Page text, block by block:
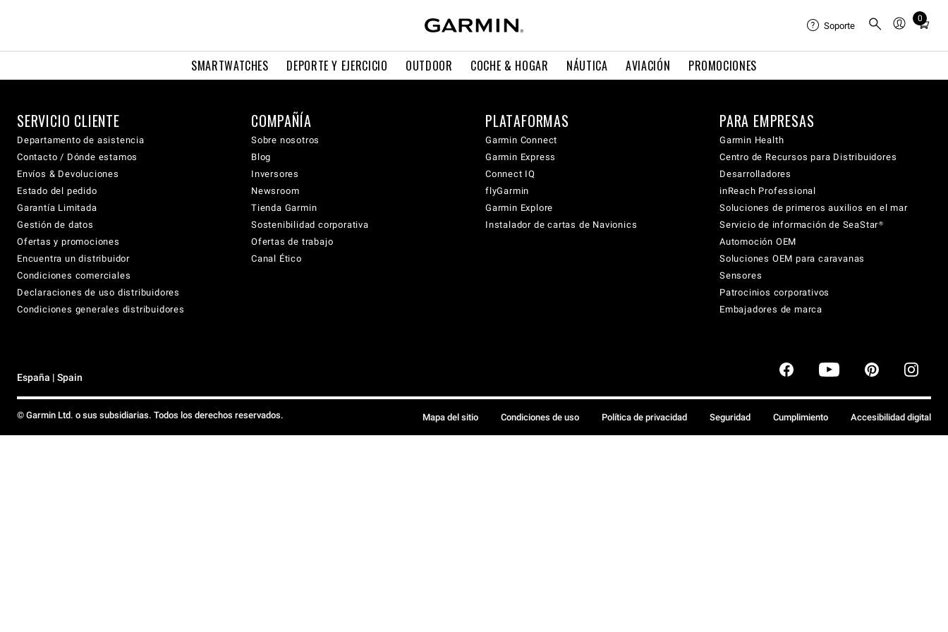
SMARTWATCHES DEPORTE Y EJERCICIO OUTDOOR COCHE & HOGAR NÁUTICA AVIACIÓN PROMOCIONES
Soporte
0
Total
cart:
SERVICIO CLIENTE
Departamento de asistencia
Contacto / Dónde estamos
Envíos & Devoluciones
Estado del pedido
Garantía Limitada
Gestión de datos
Ofertas y promociones
Encuentra un distribuidor
Condiciones comerciales
Declaraciones de uso distribuidores
Condiciones generales distribuidores
COMPAÑÍA
Sobre nosotros
Blog
Inversores
Newsroom
Tienda Garmin
Sostenibilidad corporativa
Ofertas de trabajo
Canal Ético
PLATAFORMAS
Garmin Connect
Garmin Express
Connect IQ
flyGarmin
Garmin Explore
Instalador de cartas de Navionics
PARA EMPRESAS
Garmin Health
Centro de Recursos para Distribuidores
Desarrolladores
inReach Professional
Soluciones de primeros auxilios en el mar
Servicio de información de SeaStar®
Automoción OEM
Soluciones OEM para caravanas
Sensores
Patrocinios corporativos
Embajadores de marca
España | Spain
© Garmin Ltd. o sus subsidiarias. Todos los derechos reservados. Mapa del sitio Condiciones de uso Política de privacidad Seguridad Cumplimiento Accesibilidad digital